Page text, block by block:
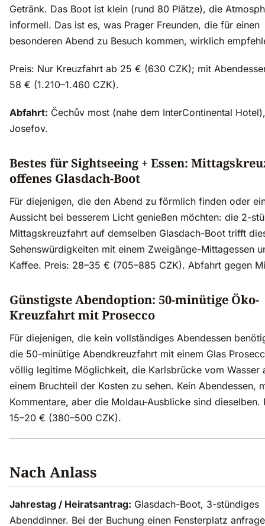
Getränk. Das Boot ist klein (rund 80 Plätze), die
informell. Das ist es, was Prager Freunden, die für einen
besonderen Abend zu Besuch kommen, wirklich
Preis: Nur Kreuzfahrt ab 25 € (630 CZK); mit
58 € (1.210–1.460 CZK).
Abfahrt: Čechův most (nahe dem InterContinental Hotel),
Josefov.
Bestes für Sightseeing + Essen:
offenes Glasdach-Boot
Für diejenigen, die den Abend zu förmlich finden oder
Aussicht bei besserem Licht genießen möchten: die 2-
Mittagskreuzfahrt auf demselben Glasdach-Boot trifft
Sehenswürdigkeiten mit einem Zweigänge-Mittagessen
Kaffee. Preis: 28–35 € (705–885 CZK). Abfahrt gegen
Günstigste Abendoption: 50-minütige Öko-
Kreuzfahrt mit Prosecco
Für diejenigen, die kein vollständiges Abendessen
die 50-minütige Abendkreuzfahrt mit einem Glas
völlig legitime Möglichkeit, die Karlsbrücke vom Wasser
einem Bruchteil der Kosten zu sehen. Kein Abendessen,
Kommentare, aber die Moldau-Ausblicke sind dieselben.
15–20 € (380–500 CZK).
Nach Anlass
Jahrestag / Heiratsantrag: Glasdach-Boot, 3-stündiges
Abenddinner. Bei der Buchung einen Fensterplatz